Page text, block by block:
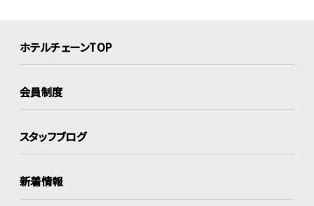
ホテルチェーンTOP
会員制度
スタッフブログ
新着情報